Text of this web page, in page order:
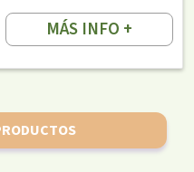
MÁS INFO +